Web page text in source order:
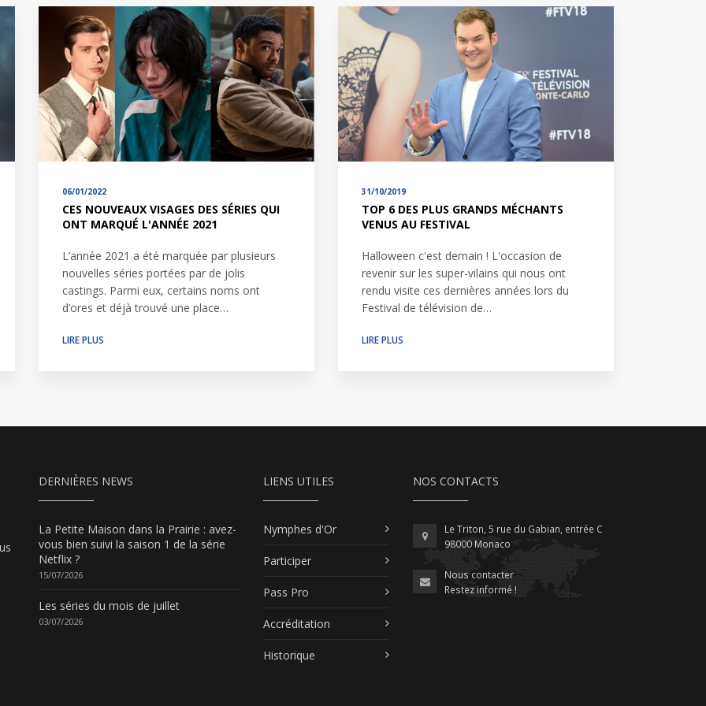
06/01/2022
CES NOUVEAUX VISAGES DES SÉRIES QUI
ONT MARQUÉ L'ANNÉE 2021
L’année 2021 a été marquée par plusieurs
nouvelles séries portées par de jolis
castings. Parmi eux, certains noms ont
d’ores et déjà trouvé une place…
LIRE PLUS
31/10/2019
TOP 6 DES PLUS GRANDS MÉCHANTS
VENUS AU FESTIVAL
Halloween c'est demain ! L'occasion de
revenir sur les super-vilains qui nous ont
rendu visite ces dernières années lors du
Festival de télévision de…
LIRE PLUS
DERNIÈRES NEWS
La Petite Maison dans la Prairie : avez-
vous bien suivi la saison 1 de la série
Netflix ?
15/07/2026
Les séries du mois de juillet
03/07/2026
LIENS UTILES
Nymphes d'Or
Participer
Pass Pro
Accréditation
Historique
NOS CONTACTS
Le Triton, 5 rue du Gabian, entrée C
98000 Monaco
Nous contacter
Restez informé !